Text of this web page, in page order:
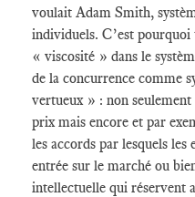
voulait Adam Smith,
individuels. C’est
« viscosité » dans le
de la concurrence comme
vertueux » : non
prix mais encore et par
les accords par lesquels
entrée sur le marché ou
intellectuelle qui réservent